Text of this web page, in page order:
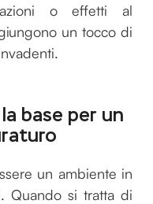
o effetti al
un tocco di
base per un
un ambiente in
Quando si tratta di